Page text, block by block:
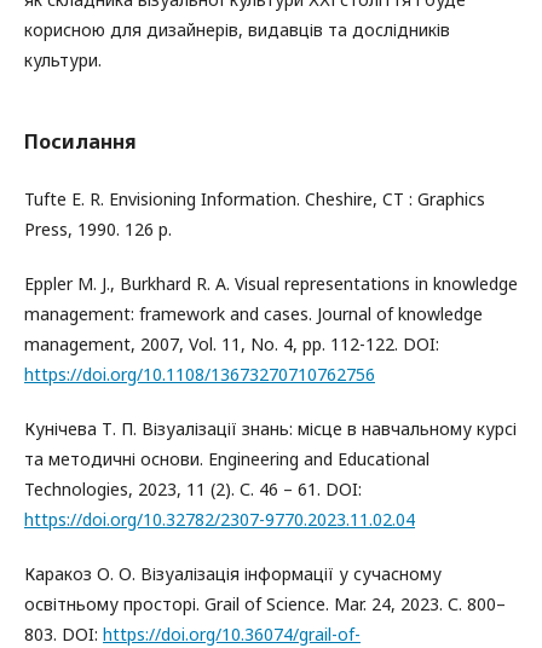
корисною для дизайнерів, видавців та дослідників
культури.
Посилання
Tufte E. R. Envisioning Information. Cheshire, CT : Graphics
Press, 1990. 126 р.
Eppler M. J., Burkhard R. A. Visual representations in knowledge
management: framework and cases. Journal of knowledge
management, 2007, Vol. 11, No. 4, pp. 112-122. DOI:
https://doi.org/10.1108/13673270710762756
Кунічева Т. П. Візуалізації знань: місце в навчальному курсі
та методичні основи. Engineering and Educational
Technologies, 2023, 11 (2). С. 46 – 61. DOI:
https://doi.org/10.32782/2307-9770.2023.11.02.04
Каракоз О. О. Візуалізація інформації у сучасному
освітньому просторі. Grail of Science. Mar. 24, 2023. С. 800–
803. DOI: https://doi.org/10.36074/grail-of-